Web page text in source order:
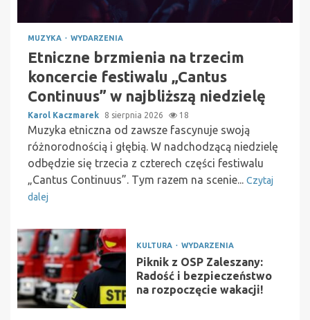
MUZYKA WYDARZENIA
Etniczne brzmienia na trzecim
koncercie festiwalu „Cantus
Continuus” w najbliższą niedzielę
Karol Kaczmarek 8 sierpnia 2026 18
Muzyka etniczna od zawsze fascynuje swoją
różnorodnością i głębią. W nadchodzącą niedzielę
odbędzie się trzecia z czterech części festiwalu
„Cantus Continuus”. Tym razem na scenie... Czytaj
dalej
KULTURA WYDARZENIA
Piknik z OSP Zaleszany:
Radość i bezpieczeństwo
na rozpoczęcie wakacji!